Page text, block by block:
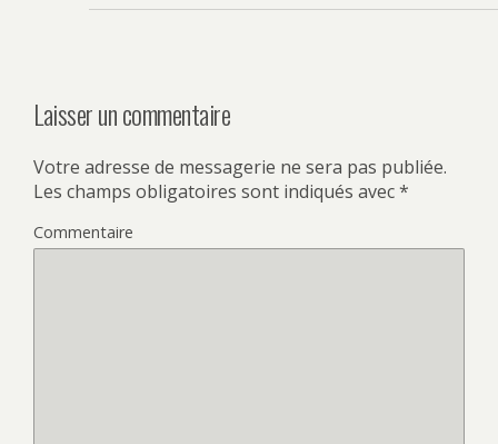
Laisser un commentaire
Votre adresse de messagerie ne sera pas publiée.
Les champs obligatoires sont indiqués avec*
Commentaire